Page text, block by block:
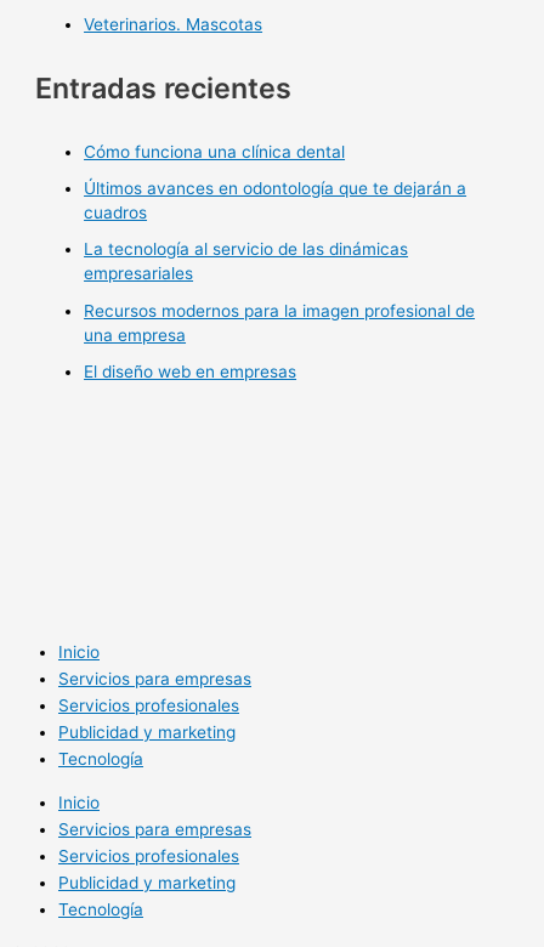
Veterinarios. Mascotas
Entradas recientes
Cómo funciona una clínica dental
Últimos avances en odontología que te dejarán a
cuadros
La tecnología al servicio de las dinámicas
empresariales
Recursos modernos para la imagen profesional de
una empresa
El diseño web en empresas
Inicio
Servicios para empresas
Servicios profesionales
Publicidad y marketing
Tecnología
Inicio
Servicios para empresas
Servicios profesionales
Publicidad y marketing
Tecnología